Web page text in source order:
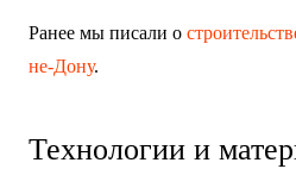
Ранее мы писали о
не-Дону.
Технологии и